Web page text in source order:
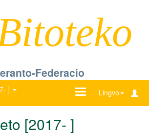
Federacio
] Lingvo
Ŝanĝu
[2017- ]